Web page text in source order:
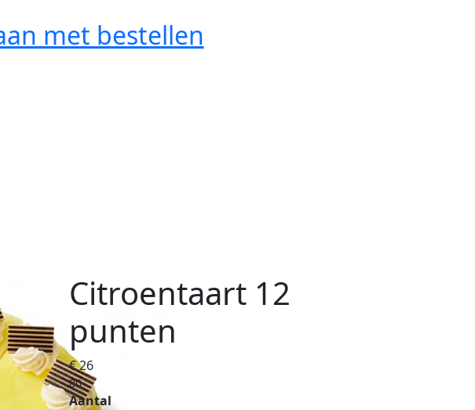
met bestellen
Citroentaart 12
punten
€ 26
80
Aantal